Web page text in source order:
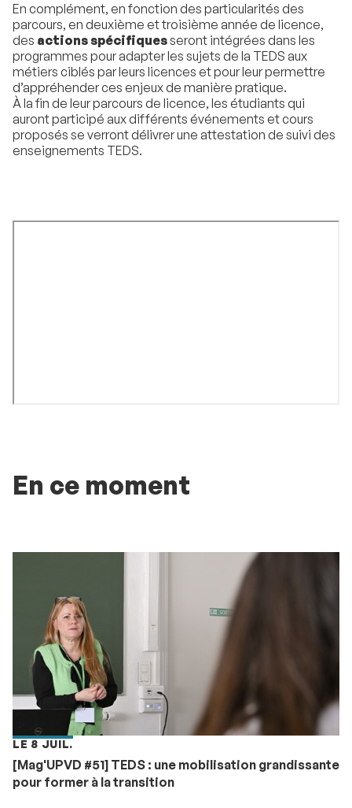
En complément, en fonction des particularités des
parcours, en deuxième et troisième année de licence,
des actions spécifiquesseront intégrées dans les
programmes pour adapter les sujets de la TEDS aux
métiers ciblés par leurs licences et pour leur permettre
d’appréhender ces enjeux de manière pratique.
À la fin de leur parcours de licence, les étudiants qui
auront participé aux différents événements et cours
proposés se verront délivrer une attestation de suivi des
enseignements TEDS.
En ce moment
LE 8 JUIL.
[Mag'UPVD #51] TEDS : une mobilisation grandissante
pour former à la transition